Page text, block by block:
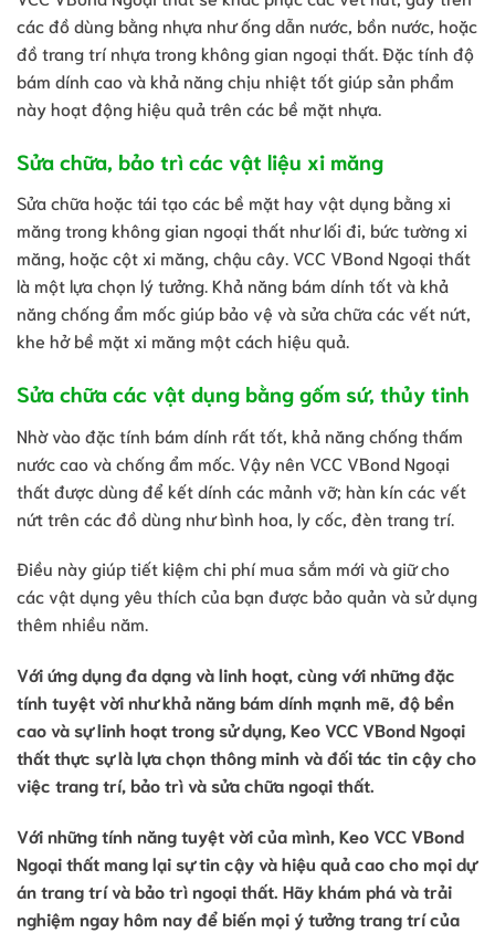
các đồ dùng bằng nhựa như ống dẫn nước, bồn nước, hoặc
đồ trang trí nhựa trong không gian ngoại thất. Đặc tính độ
bám dính cao và khả năng chịu nhiệt tốt giúp sản phẩm
này hoạt động hiệu quả trên các bề mặt nhựa.
Sửa chữa, bảo trì các vật liệu xi măng
Sửa chữa hoặc tái tạo các bề mặt hay vật dụng bằng xi
măng trong không gian ngoại thất như lối đi, bức tường xi
măng, hoặc cột xi măng, chậu cây. VCC VBond Ngoại thất
là một lựa chọn lý tưởng. Khả năng bám dính tốt và khả
năng chống ẩm mốc giúp bảo vệ và sửa chữa các vết nứt,
khe hở bề mặt xi măng một cách hiệu quả.
Sửa chữa các vật dụng bằng gốm sứ, thủy tinh
Nhờ vào đặc tính bám dính rất tốt, khả năng chống thấm
nước cao và chống ẩm mốc. Vậy nên VCC VBond Ngoại
thất được dùng để kết dính các mảnh vỡ; hàn kín các vết
nứt trên các đồ dùng như bình hoa, ly cốc, đèn trang trí.
Điều này giúp tiết kiệm chi phí mua sắm mới và giữ cho
các vật dụng yêu thích của bạn được bảo quản và sử dụng
thêm nhiều năm.
Với ứng dụng đa dạng và linh hoạt, cùng với những đặc
tính tuyệt vời như khả năng bám dính mạnh mẽ, độ bền
cao và sự linh hoạt trong sử dụng, Keo VCC VBond Ngoại
thất thực sự là lựa chọn thông minh và đối tác tin cậy cho
việc trang trí, bảo trì và sửa chữa ngoại thất.
Với những tính năng tuyệt vời của mình, Keo VCC VBond
Ngoại thất mang lại sự tin cậy và hiệu quả cao cho mọi dự
án trang trí và bảo trì ngoại thất. Hãy khám phá và trải
nghiệm ngay hôm nay để biến mọi ý tưởng trang trí của